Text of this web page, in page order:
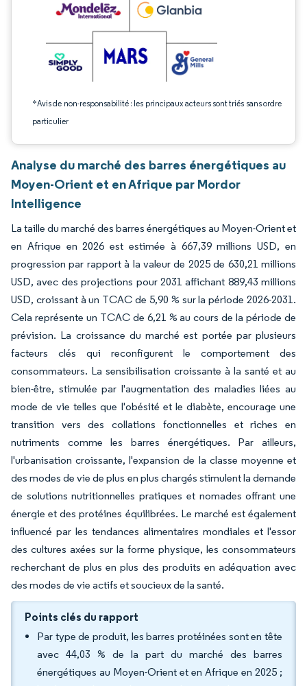
*Avis de non-responsabilité : les principaux acteurs sont triés sans ordre
particulier
Analyse du marché des barres énergétiques au
Moyen-Orient et en Afrique par Mordor
Intelligence
La taille du marché des barres énergétiques au Moyen-Orient et
en Afrique en 2026 est estimée à 667,39 millions USD, en
progression par rapport à la valeur de 2025 de 630,21 millions
USD, avec des projections pour 2031 affichant 889,43 millions
USD, croissant à un TCAC de 5,90 % sur la période 2026-2031.
Cela représente un TCAC de 6,21 % au cours de la période de
prévision. La croissance du marché est portée par plusieurs
facteurs clés qui reconfigurent le comportement des
consommateurs. La sensibilisation croissante à la santé et au
bien-être, stimulée par l'augmentation des maladies liées au
mode de vie telles que l'obésité et le diabète, encourage une
transition vers des collations fonctionnelles et riches en
nutriments comme les barres énergétiques. Par ailleurs,
l'urbanisation croissante, l'expansion de la classe moyenne et
des modes de vie de plus en plus chargés stimulent la demande
de solutions nutritionnelles pratiques et nomades offrant une
énergie et des protéines équilibrées. Le marché est également
influencé par les tendances alimentaires mondiales et l'essor
des cultures axées sur la forme physique, les consommateurs
recherchant de plus en plus des produits en adéquation avec
des modes de vie actifs et soucieux de la santé.
Points clés du rapport
Par type de produit, les barres protéinées sont en tête
avec 44,03 % de la part du marché des barres
énergétiques au Moyen-Orient et en Afrique en 2025 ;